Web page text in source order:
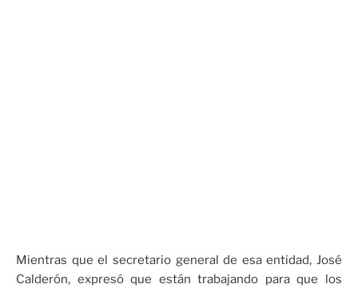
Mientras que el secretario general de esa entidad, José
Calderón, expresó que están trabajando para que los